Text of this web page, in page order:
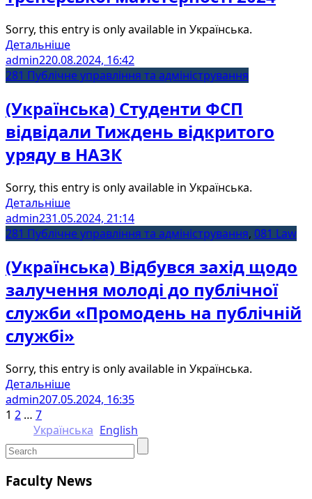
Sorry, this entry is only available in Українська.
Детальніше
admin220.08.2024, 16:42
281 Публічне управління та адміністрування
(Українська) Студенти ФСП
відвідали Тиждень відкритого
уряду в НАЗК
Sorry, this entry is only available in Українська.
Детальніше
admin231.05.2024, 21:14
281 Публічне управління та адміністрування, 081 Law
(Українська) Відбувся захід щодо
залучення молоді до публічної
служби «Промодень на публічній
службі»
Sorry, this entry is only available in Українська.
Детальніше
admin207.05.2024, 16:35
1 2 … 7
Українська English
Faculty News